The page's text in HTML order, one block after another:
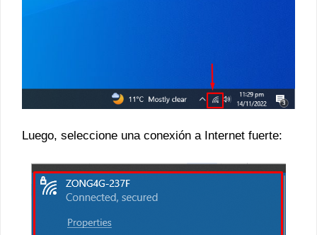
Luego, seleccione una conexión a Internet fuerte: